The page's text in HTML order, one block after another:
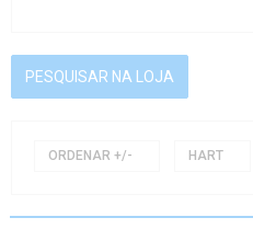
ORDENAR +/- HART